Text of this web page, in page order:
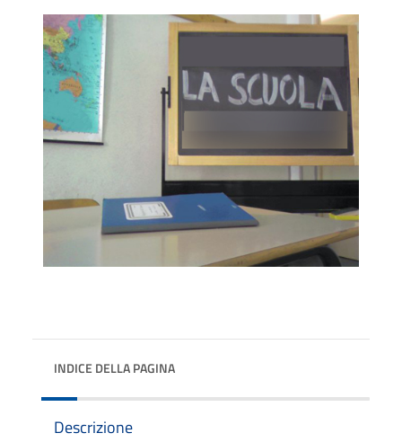
INDICE DELLA PAGINA
Descrizione